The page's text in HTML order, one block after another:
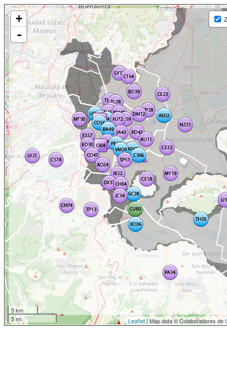
+
-
5 km
5 mi
Leaflet | Map data © Colaboradores de